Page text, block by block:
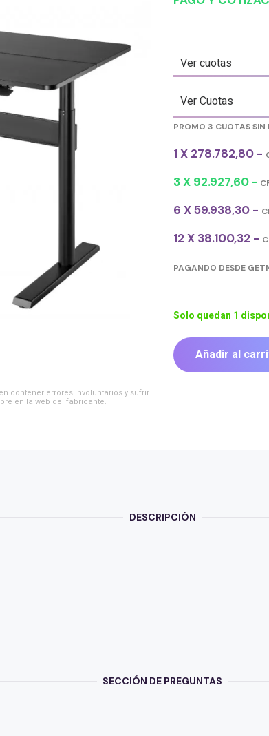
contener errores involuntarios y sufrir
en la web del fabricante.
Ver cuotas
Ver Cuotas
PROMO 3 CUOTAS SIN
1 X 278.782,80 -
3 X 92.927,60 -
6 X 59.938,30 -
12 X 38.100,32 -
PAGANDO DESDE
Solo quedan 1
INTELAID
ESCRITORIO
Añadir al
DESCRIPCIÓN
SECCIÓN DE PREGUNTAS